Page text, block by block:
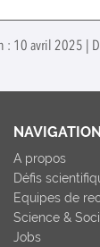
: 10 avril 2025 |
NAVIGATION
A propos
Défis
Equipes de
Science &
Jobs